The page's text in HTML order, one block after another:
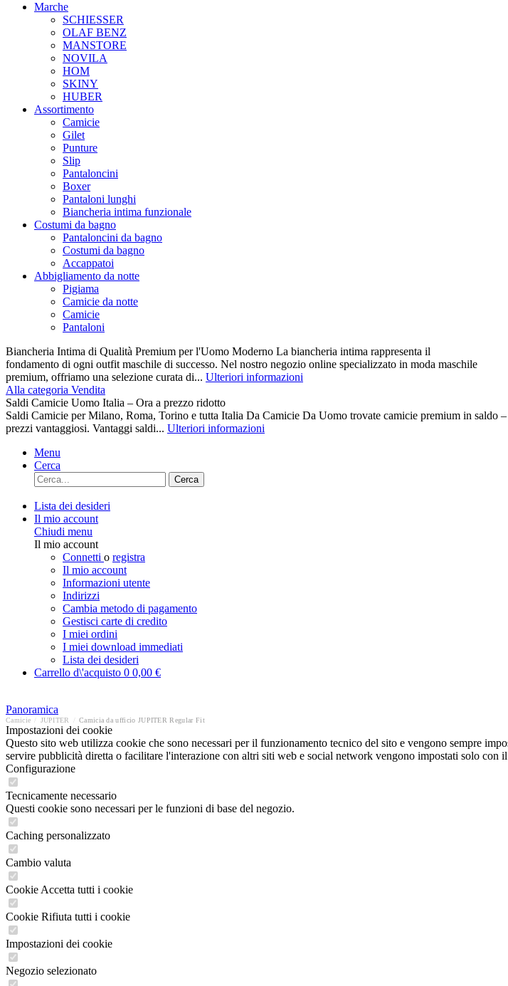
Marche
SCHIESSER
OLAF BENZ
MANSTORE
NOVILA
HOM
SKINY
HUBER
Assortimento
Camicie
Gilet
Punture
Slip
Pantaloncini
Boxer
Pantaloni lunghi
Biancheria intima funzionale
Costumi da bagno
Pantaloncini da bagno
Costumi da bagno
Accappatoi
Abbigliamento da notte
Pigiama
Camicie da notte
Camicie
Pantaloni
Biancheria Intima di Qualità Premium per l'Uomo Moderno La biancheria intima rappresenta il
fondamento di ogni outfit maschile di successo. Nel nostro negozio online specializzato in moda maschile
premium, offriamo una selezione curata di... Ulteriori informazioni
Alla categoria Vendita
Saldi Camicie Uomo Italia – Ora a prezzo ridotto
Saldi Camicie per Milano, Roma, Torino e tutta Italia Da Camicie Da Uomo trovate camicie premium in
prezzi vantaggiosi. Vantaggi saldi... Ulteriori informazioni
Menu
Cerca
Cerca
Lista dei desideri
Il mio account
Chiudi menu
Il mio account
Connetti o registra
Il mio account
Informazioni utente
Indirizzi
Cambia metodo di pagamento
Gestisci carte di credito
I miei ordini
I miei download immediati
Lista dei desideri
Carrello d\'acquisto 0 0,00 €
Panoramica
Camicie JUPITER Camicia da ufficio JUPITER Regular Fit
Impostazioni dei cookie
Questo sito web utilizza cookie che sono necessari per il funzionamento tecnico del sito e vengono sempre
servire pubblicità diretta o facilitare l'interazione con altri siti web e social network vengono impostati solo con il
Configurazione
Tecnicamente necessario
Questi cookie sono necessari per le funzioni di base del negozio.
Caching personalizzato
Cambio valuta
Cookie Accetta tutti i cookie
Cookie Rifiuta tutti i cookie
Impostazioni dei cookie
Negozio selezionato